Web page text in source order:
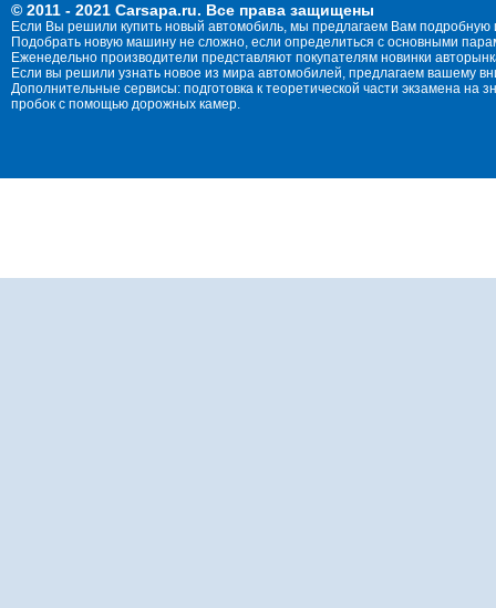
© 2011 - 2021 Carsapa.ru. Все права защищены
Если Вы решили купить новый автомобиль, мы предлагаем Вам
Подобрать новую машину не сложно, если определиться с основными
Еженедельно производители представляют покупателям новинки
Если вы решили узнать новое из мира автомобилей, предлагаем вашему
Дополнительные сервисы: подготовка к теоретической части экзамена
пробок с помощью дорожных камер.